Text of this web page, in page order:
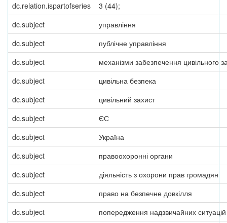
dc.relation.ispartofseries
3 (44);
dc.subject
управління
dc.subject
публічне управління
dc.subject
механізми забезпечення цивільного
dc.subject
цивільна безпека
dc.subject
цивільний захист
dc.subject
ЄС
dc.subject
Україна
dc.subject
правоохоронні органи
dc.subject
діяльність з охорони прав громадян
dc.subject
право на безпечне довкілля
dc.subject
попередження надзвичайних ситуацій